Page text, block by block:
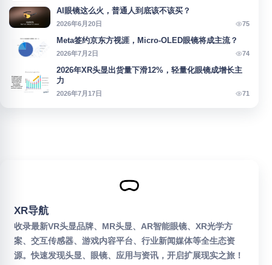
AI眼镜这么火，普通人到底该不该买？
2026年6月20日 75
Meta签约京东方视涯，Micro-OLED眼镜将成主流？
2026年7月2日 74
2026年XR头显出货量下滑12%，轻量化眼镜成增长主
力
2026年7月17日 71
XR导航
收录最新VR头显品牌、MR头显、AR智能眼镜、XR光学方
案、交互传感器、游戏内容平台、行业新闻媒体等全生态资
源。快速发现头显、眼镜、应用与资讯，开启扩展现实之旅！